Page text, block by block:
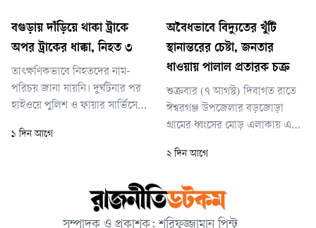
বগুড়ায় দাঁড়িয়ে থাকা ট্রাকে
অপর ট্রাকের ধাক্কা, নিহত ৩
তাৎক্ষণিকভাবে নিহতদের নাম-
পরিচয় জানা যায়নি। দুর্ঘটনার পর
হাইওয়ে পুলিশ ও ফায়ার সার্ভিসের
উদ্ধার অভিযান চলমান থাকায়
১ দিন আগে
অবৈধভাবে বিদ্যুতের খুঁটি
স্থানান্তরের চেষ্টা, জনতার
ধাওয়ায় পালাল প্রতারক চক্র
শুক্রবার (৭ আগস্ট) দিবাগত রাতে
ঈশ্বরগঞ্জ উপজেলার বড়জোড়া
গ্রামের ধ্বংসের মোড় এলাকায় এ
থানা পুলিশ ঘটনাস্থল থেকে চক্রের
ও খুঁটি অপসারণের বিভিন্ন যন্ত্রপাতি
জব্দ করে থানায় নিয়ে যায়।
২ দিন আগে
সম্পাদক ও প্রকাশক: শরিফুজ্জামান পিন্টু